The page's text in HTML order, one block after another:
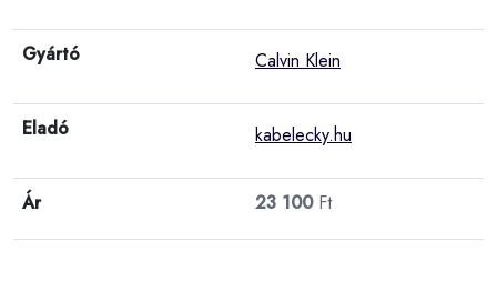
Gyártó Calvin Klein
Eladó kabelecky.hu
Ár 23 100Ft